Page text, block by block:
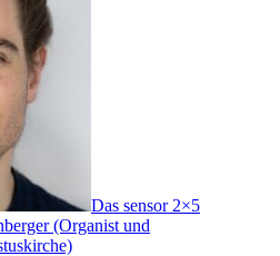
Das sensor 2×5
(Organist und